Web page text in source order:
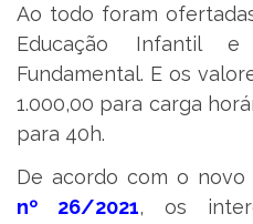
Ao todo foram
Educação Infantil
Fundamental. E os
1.000,00 para carga
para 40h.
De acordo com o novo
nº 26/2021, os